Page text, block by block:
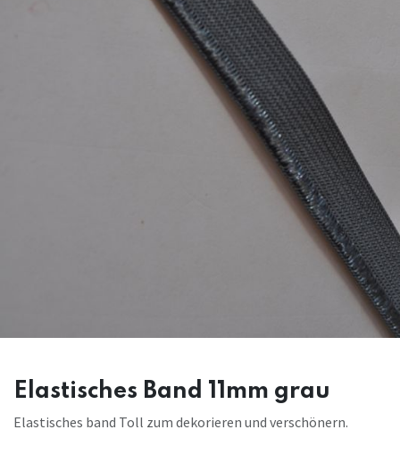
Elastisches Band 11mm grau
Elastisches band Toll zum dekorieren und verschönern.